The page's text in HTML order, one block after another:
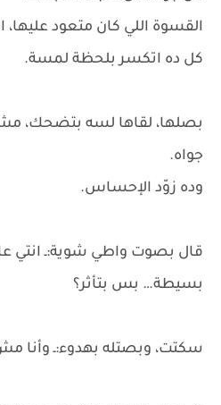
القسوة اللي كان متعود
كل ده اتكسر بلحظة لمسة.
بصلها، لقاها لسه بتضحك، مش
جواه.
وده زوّد الإحساس.
قال بصوت واطي شوية:ـ انتي
بسيطة… بس بتأثر؟
سكتت، وبصتله بهدوء:ـ